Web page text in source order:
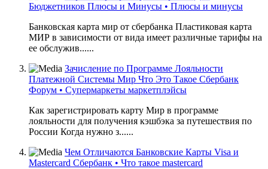
Бюджетников Плюсы и Минусы • Плюсы и минусы
Банковская карта мир от сбербанка Пластиковая карта
МИР в зависимости от вида имеет различные тарифы на
ее обслужив......
Зачисление по Программе Лояльности
Платежной Системы Мир Что Это Такое Сбербанк
Форум • Супермаркеты маркетплэйсы
Как зарегистрировать карту Мир в программе
лояльности для получения кэшбэка за путешествия по
России Когда нужно з......
Чем Отличаются Банковские Карты Visa и
Mastercard Сбербанк • Что такое mastercard